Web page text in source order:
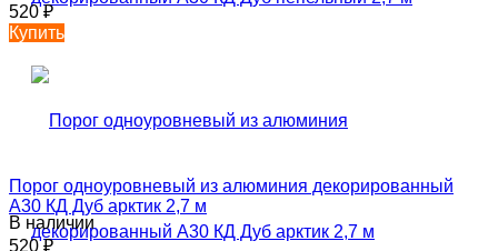
520₽
Купить
Порог одноуровневый из алюминия декорированный
А30 КД Дуб арктик 2,7 м
В наличии
520₽